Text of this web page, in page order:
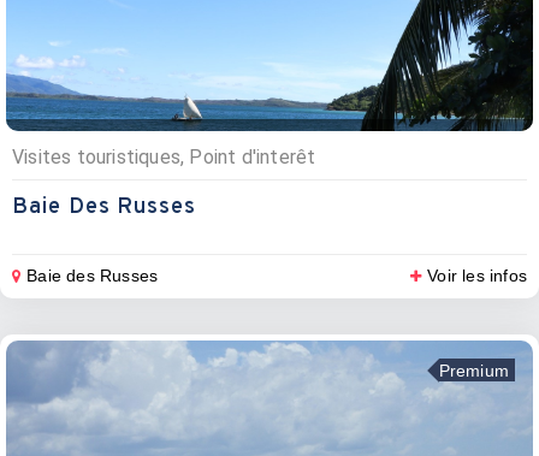
Visites touristiques, Point d'interêt
Baie Des Russes
Baie des Russes Voir les infos
Premium